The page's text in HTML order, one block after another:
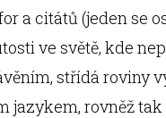
a citátů (jeden se
ve světě, kde
střídá roviny
jazykem, rovněž tak